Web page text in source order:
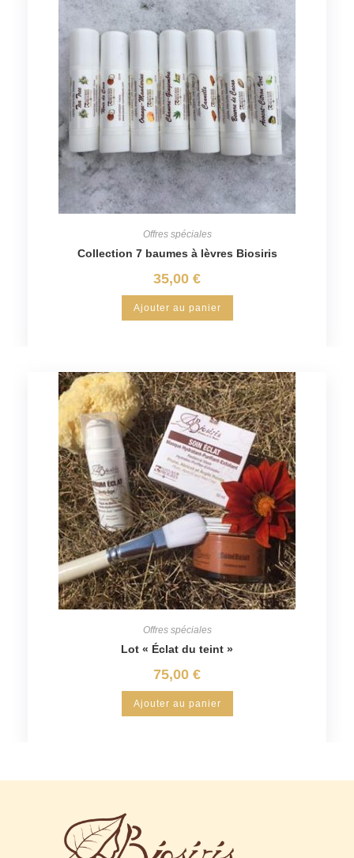
Offres spéciales
Collection 7 baumes à lèvres Biosiris
35,00 €
Ajouter au panier
Offres spéciales
Lot « Éclat du teint »
75,00 €
Ajouter au panier